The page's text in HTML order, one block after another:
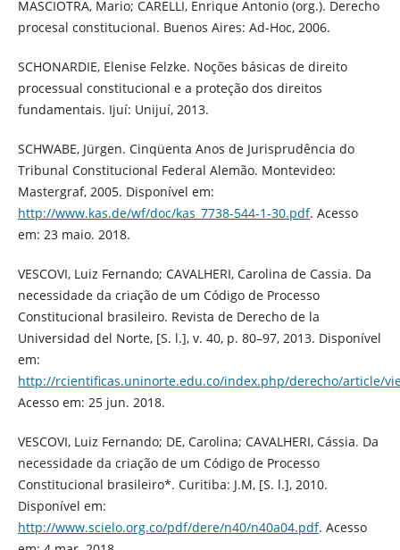
MASCIOTRA, Mario; CARELLI, Enrique Antonio (org.). Derecho
procesal constitucional. Buenos Aires: Ad-Hoc, 2006.
SCHONARDIE, Elenise Felzke. Noções básicas de direito
processual constitucional e a proteção dos direitos
fundamentais. Ijuí: Unijuí, 2013.
SCHWABE, Jürgen. Cinqüenta Anos de Jurisprudência do
Tribunal Constitucional Federal Alemão. Montevideo:
Mastergraf, 2005. Disponível em:
http://www.kas.de/wf/doc/kas_7738-544-1-30.pdf. Acesso
em: 23 maio. 2018.
VESCOVI, Luiz Fernando; CAVALHERI, Carolina de Cassia. Da
necessidade da criação de um Código de Processo
Constitucional brasileiro. Revista de Derecho de la
Universidad del Norte, [S. l.], v. 40, p. 80–97, 2013. Disponível
em:
http://rcientificas.uninorte.edu.co/index.php/derecho/article/
Acesso em: 25 jun. 2018.
VESCOVI, Luiz Fernando; DE, Carolina; CAVALHERI, Cássia. Da
necessidade da criação de um Código de Processo
Constitucional brasileiro*. Curitiba: J.M, [S. l.], 2010.
Disponível em:
http://www.scielo.org.co/pdf/dere/n40/n40a04.pdf. Acesso